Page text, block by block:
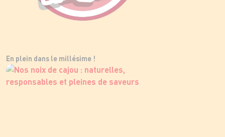
En plein dans le millésime !